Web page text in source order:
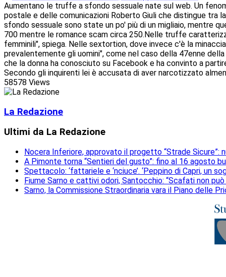
Aumentano le truffe a sfondo sessuale nate sul web. Un
postale e delle comunicazioni Roberto Giuli che distingue
sfondo sessuale sono state un po' più di un migliaio, mentre
700 mentre le romance scam circa 250.Nelle truffe
femminili", spiega. Nelle sextortion, dove invece c'è la
prevalentemente gli uomini", come nel caso della 47enne
che la donna ha conosciuto su Facebook e ha convinto a
Secondo gli inquirenti lei è accusata di aver narcotizzato
58578 Views
La Redazione
Ultimi da La Redazione
Nocera Inferiore, approvato il progetto “Strade
A Pimonte torna “Sentieri del gusto”: fino al 16 agosto
Spettacolo: ‘fattariele e ‘nciuce’. ‘Peppino di Capri, un
Fiume Sarno e cattivi odori, Santocchio: “Scafati non
Sarno, la Commissione Straordinaria vara il Piano delle